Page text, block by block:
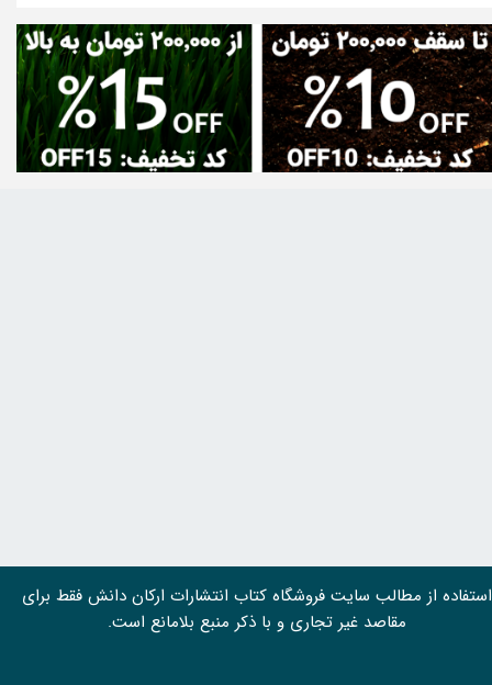
استفاده از مطالب سايت فروشگاه کتاب انتشارات ارکان دانش فقط برای
مقاصد غیر تجاری و با ذکر منبع بلامانع است.